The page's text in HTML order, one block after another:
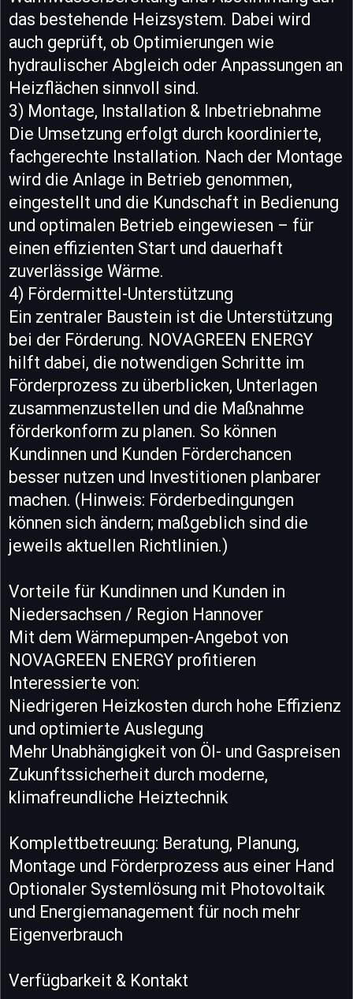
das bestehende Heizsystem. Dabei wird
auch geprüft, ob Optimierungen wie
hydraulischer Abgleich oder Anpassungen an
Heizflächen sinnvoll sind.
3) Montage, Installation & Inbetriebnahme
Die Umsetzung erfolgt durch koordinierte,
fachgerechte Installation. Nach der Montage
wird die Anlage in Betrieb genommen,
eingestellt und die Kundschaft in Bedienung
und optimalen Betrieb eingewiesen – für
einen effizienten Start und dauerhaft
zuverlässige Wärme.
4) Fördermittel-Unterstützung
Ein zentraler Baustein ist die Unterstützung
bei der Förderung. NOVAGREEN ENERGY
hilft dabei, die notwendigen Schritte im
Förderprozess zu überblicken, Unterlagen
zusammenzustellen und die Maßnahme
förderkonform zu planen. So können
Kundinnen und Kunden Förderchancen
besser nutzen und Investitionen planbarer
machen. (Hinweis: Förderbedingungen
können sich ändern; maßgeblich sind die
jeweils aktuellen Richtlinien.)
Vorteile für Kundinnen und Kunden in
Niedersachsen / Region Hannover
Mit dem Wärmepumpen-Angebot von
NOVAGREEN ENERGY profitieren
Interessierte von:
Niedrigeren Heizkosten durch hohe Effizienz
und optimierte Auslegung
Mehr Unabhängigkeit von Öl- und Gaspreisen
Zukunftssicherheit durch moderne,
klimafreundliche Heiztechnik
Komplettbetreuung: Beratung, Planung,
Montage und Förderprozess aus einer Hand
Optionaler Systemlösung mit Photovoltaik
und Energiemanagement für noch mehr
Eigenverbrauch
Verfügbarkeit & Kontakt